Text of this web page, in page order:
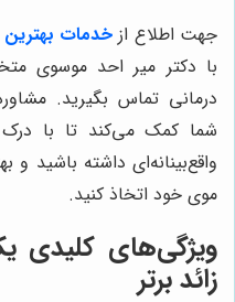
جهت اطلاع از خدمات بهترین
با دکتر میر احد موسوی
درمانی تماس بگیرید.
شما کمک می‌کند تا با درک
واقع‌بینانه‌ای داشته باشید
موی خود اتخاذ کنید.
ویژگی‌های کلیدی
زائد برتر